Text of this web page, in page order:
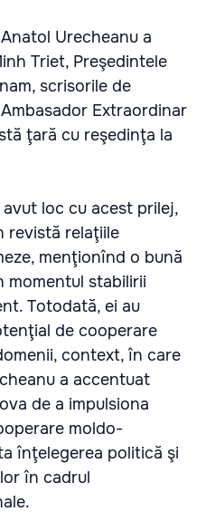
Urecheanu a
Triet, Preşedintele
scrisorile de
Extraordinar
ţară cu reşedinţa la
loc cu acest prilej,
revistă relaţiile
menţionînd o bună
stabilirii
Totodată, ei au
de cooperare
context, în care
a accentuat
de a impulsiona
moldo-
înţelegerea politică şi
în cadrul